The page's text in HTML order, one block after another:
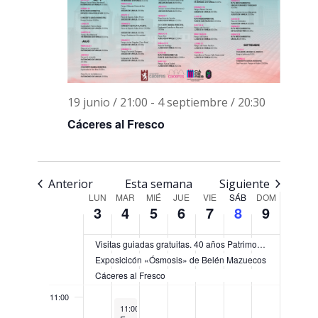
19 junio / 21:00 - 4 septiembre / 20:30
Cáceres al Fresco
Anterior Esta semana Siguiente
Semana
Eventos
LUN
3
MAR
4
MIÉ
5
JUE
6
VIE
7
SÁB
8
DOM
9
Visitas guiadas gratuitas. 40 años Patrimonio de la Humanidad
Exposicicón «Ósmosis» de Belén Mazuecos
Cáceres al Fresco
06:00
07:00
11:00
day.
August 4, 2026
11:00
day.
day.
day. day.